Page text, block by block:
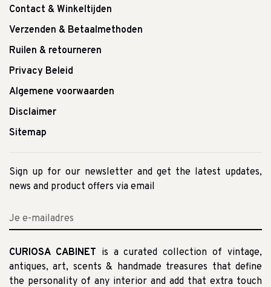
Contact & Winkeltijden
Verzenden & Betaalmethoden
Ruilen & retourneren
Privacy Beleid
Algemene voorwaarden
Disclaimer
Sitemap
Sign up for our newsletter and get the latest updates,
news and product offers via email
CURIOSA CABINET is a curated collection of vintage,
antiques, art, scents & handmade treasures that define
the personality of any interior and add that extra touch